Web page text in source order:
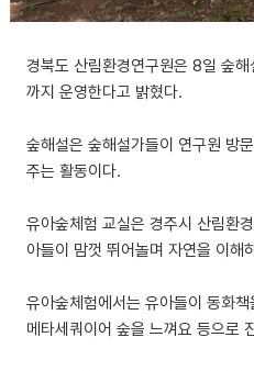
경북도 산림환경연구원은 8일 숲
까지 운영한다고 밝혔다.
숲해설은 숲해설가들이 연구원 방
주는 활동이다.
유아숲체험 교실은 경주시 산림환
아들이 맘껏 뛰어놀며 자연을 이해
유아숲체험에서는 유아들이 동화
메타세쿼이어 숲을 느껴요 등으로